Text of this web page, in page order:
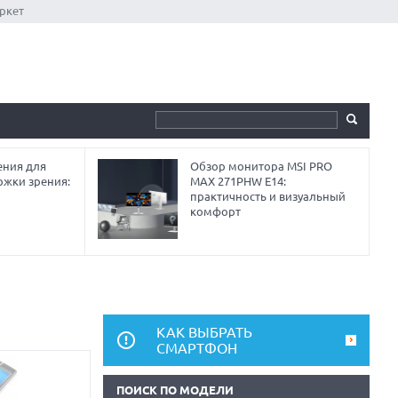
для
зрения:
Обзор монитора MSI PRO
MAX 271PHW E14:
практичность и визуальный
комфорт
КАК ВЫБРАТЬ
СМАРТФОН
ПОИСК ПО МОДЕЛИ